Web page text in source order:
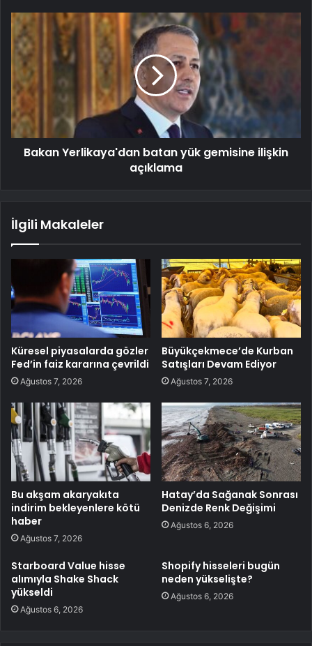
Bakan Yerlikaya'dan batan yük gemisine ilişkin
açıklama
İlgili Makaleler
Küresel piyasalarda gözler
Fed’in faiz kararına çevrildi
Ağustos 7, 2026
Büyükçekmece’de Kurban
Satışları Devam Ediyor
Ağustos 7, 2026
Bu akşam akaryakıta
indirim bekleyenlere kötü
haber
Ağustos 7, 2026
Hatay’da Sağanak Sonrası
Denizde Renk Değişimi
Ağustos 6, 2026
Starboard Value hisse
alımıyla Shake Shack
yükseldi
Ağustos 6, 2026
Shopify hisseleri bugün
neden yükselişte?
Ağustos 6, 2026